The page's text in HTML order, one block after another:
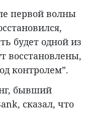
первой волны
будет одной из
восстановлены,
контролем”.
бывший
сказал, что